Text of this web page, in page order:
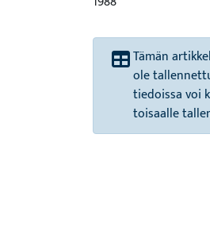
Tämän
ole
tiedoissa voi
toisaalle